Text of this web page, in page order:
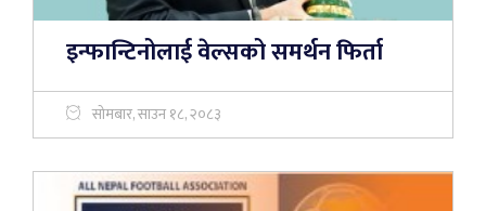
इन्फान्टिनोलाई वेल्सको समर्थन फिर्ता
सोमबार, साउन १८, २०८३